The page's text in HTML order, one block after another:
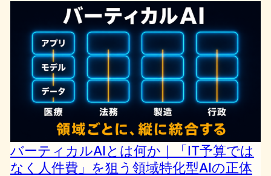
バーティカルAIとは何か｜「IT予算では
なく人件費」を狙う領域特化型AIの正体